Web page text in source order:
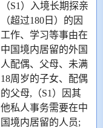
（S1）入境长期探亲
（超过180日）的因
工作、学习等事由在
中国境内居留的外国
人配偶、父母、未满
18周岁的子女、配偶
的父母,（S1）因其
他私人事务需要在中
国境内居留的人员;